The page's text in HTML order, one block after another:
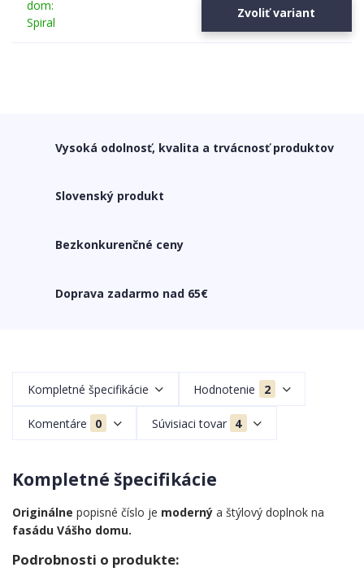
Zvoliť variant
Vysoká odolnosť, kvalita a trvácnosť produktov
Slovenský produkt
Bezkonkurenčné ceny
Doprava zadarmo nad 65€
Kompletné špecifikácie Hodnotenie 2
Komentáre 0 Súvisiaci tovar 4
Kompletné špecifikácie
Originálne popisné číslo je moderný a štýlový doplnok na
fasádu Vášho domu.
Podrobnosti o produkte: